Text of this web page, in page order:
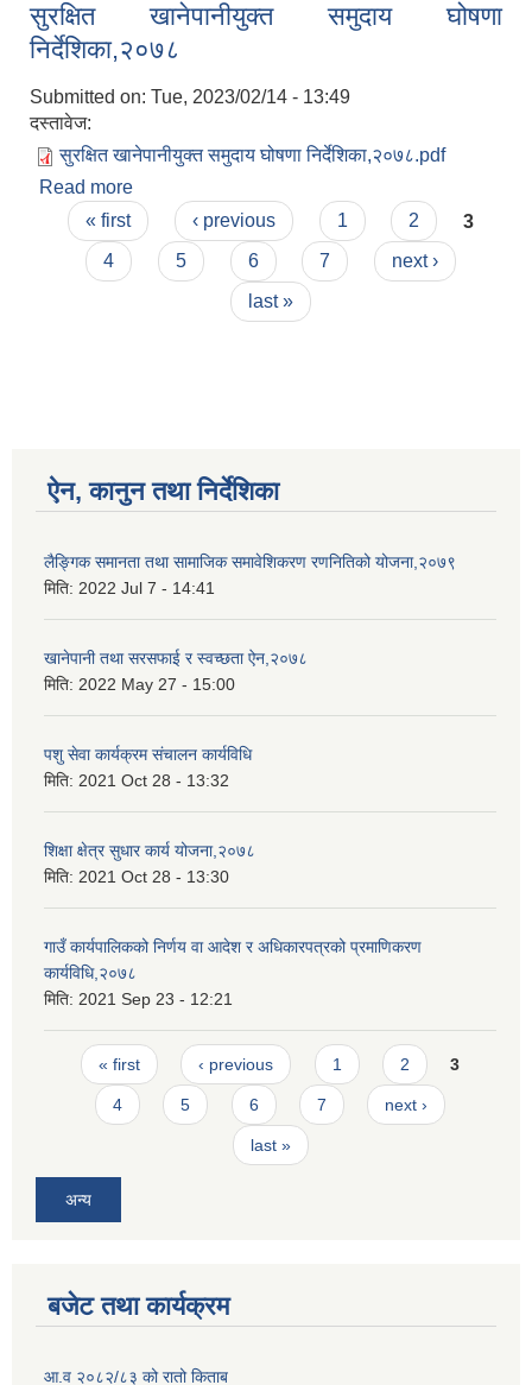
व्यवस्थापन प्रणाली निर्देशिका, २०७८
सुरक्षित खानेपानीयुक्त समुदाय घोषणा
निर्देशिका,२०७८
Submitted on: Tue, 2023/02/14 - 13:49
दस्तावेज:
सुरक्षित खानेपानीयुक्त समुदाय घोषणा निर्देशिका,२०७८.pdf
Read more
निर्देशिका,२०७८
Pages
« first ‹ previous 1 2
3
4
5 6 7
next ›
last »
ऐन, कानुन तथा निर्देशिका
लैङ्गिक समानता तथा सामाजिक समावेशिकरण रणनितिको योजना,२०७९
मिति: 2022 Jul 7 - 14:41
खानेपानी तथा सरसफाई र स्वच्छता ऐन,२०७८
मिति: 2022 May 27 - 15:00
पशु सेवा कार्यक्रम संचालन कार्यविधि
मिति: 2021 Oct 28 - 13:32
शिक्षा क्षेत्र सुधार कार्य योजना,२०७८
मिति: 2021 Oct 28 - 13:30
गाउँ कार्यपालिकको निर्णय वा आदेश र अधिकारपत्रको प्रमाणिकरण
कार्यविधि,२०७८
मिति: 2021 Sep 23 - 12:21
Pages
« first ‹ previous 1 2 3
4 5 6 7 next ›
last »
अन्य
बजेट तथा कार्यक्रम
आ.व २०८२/८३ को रातो किताब